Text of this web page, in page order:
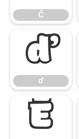
Č
ď
ď
Ē